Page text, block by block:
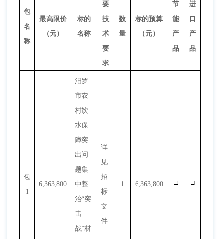
包
名
称
最高限价
（元）
标的
名称
要
技
术
要
求
数
量
标的预算
（元）
节
能
产
品
进
口
产
品
包
1
6,363,800
汨罗
市农
村饮
水保
障突
出问
题集
中整
治“突
击
战”材
详
见
招
标
文
件
1 6,363,800 □ □